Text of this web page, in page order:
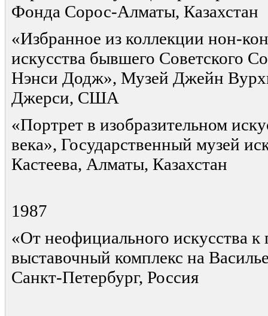
Фонда Сорос-Алматы, Казахстан
«Избранное из коллекции нон-
искусства бывшего Советского
Нэнси Додж», Музей Джейн
Джерси, США
«Портрет в изобразительном
века», Государственный музей
Кастеева, Алматы, Казахстан
1987
«От неофициального искусства к
выставочный комплекс на
Санкт-Петербург, Россия